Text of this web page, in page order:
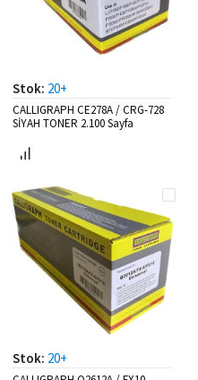
Stok: 20+
CALLIGRAPH CE278A / CRG-728
SİYAH TONER 2.100 Sayfa
Stok: 20+